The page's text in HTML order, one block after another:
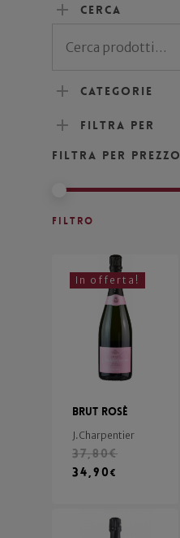
Cerca
Categorie
Filtra per
Filtra per prezzo
Filtro
In offerta!
Brut Rosè
J.Charpentier
37,80€
34,90€